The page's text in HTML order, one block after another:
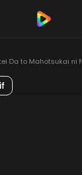
Da to Mahotsukai ni